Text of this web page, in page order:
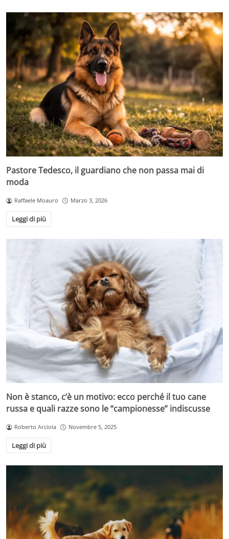
Pastore Tedesco, il guardiano che non passa mai di
moda
Raffaele Moauro Marzo 3, 2026
Leggi di più
Non è stanco, c’è un motivo: ecco perché il tuo cane
russa e quali razze sono le “campionesse” indiscusse
Roberto Arciola Novembre 5, 2025
Leggi di più